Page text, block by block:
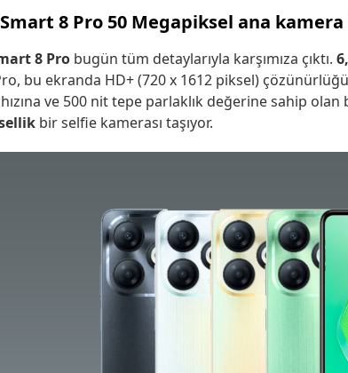
8 Pro 50 Megapiksel ana
8 Pro bugün tüm detaylarıyla karşımıza çıktı.
bu ekranda HD+ (720 x 1612 piksel)
ve 500 nit tepe parlaklık değerine sahip olan
bir selfie kamerası taşıyor.